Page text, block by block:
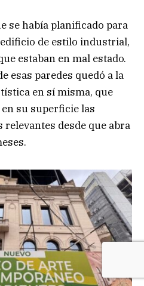
se había planificado para
de estilo industrial,
estaban en mal estado.
esas paredes quedó a la
en sí misma, que
su superficie las
relevantes desde que abra